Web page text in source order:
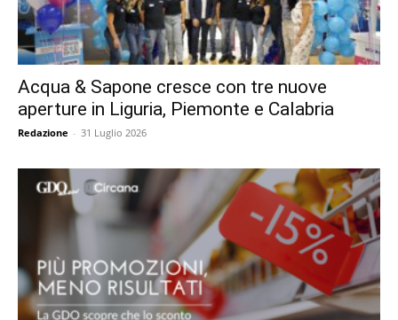
Acqua & Sapone cresce con tre nuove
aperture in Liguria, Piemonte e Calabria
Redazione - 31 Luglio 2026